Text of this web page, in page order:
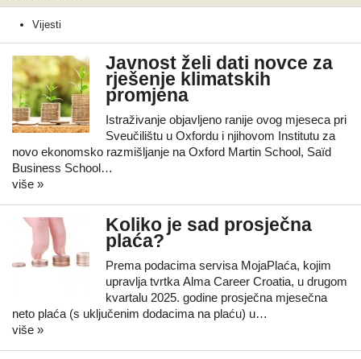
Vijesti
Javnost želi dati novce za
rješenje klimatskih
promjena
Istraživanje objavljeno ranije ovog mjeseca pri
Sveučilištu u Oxfordu i njihovom Institutu za
novo ekonomsko razmišljanje na Oxford Martin School, Saïd
Business School…
više »
Koliko je sad prosječna
plaća?
Prema podacima servisa MojaPlaća, kojim
upravlja tvrtka Alma Career Croatia, u drugom
kvartalu 2025. godine prosječna mjesečna
neto plaća (s uključenim dodacima na plaću) u…
više »